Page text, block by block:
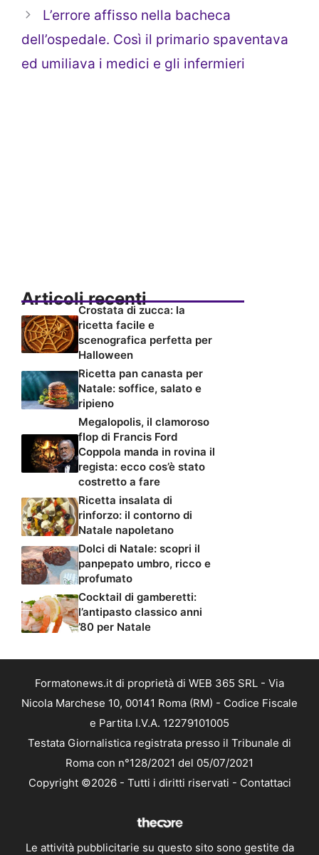
L’errore affisso nella bacheca
dell’ospedale. Così il primario spaventava
ed umiliava i medici e gli infermieri
Articoli recenti
Crostata di zucca: la
ricetta facile e
scenografica perfetta per
Halloween
Ricetta pan canasta per
Natale: soffice, salato e
ripieno
Megalopolis, il clamoroso
flop di Francis Ford
Coppola manda in rovina il
regista: ecco cos’è stato
costretto a fare
Ricetta insalata di
rinforzo: il contorno di
Natale napoletano
Dolci di Natale: scopri il
panpepato umbro, ricco e
profumato
Cocktail di gamberetti:
l’antipasto classico anni
’80 per Natale
Formatonews.it di proprietà di WEB 365 SRL - Via
Nicola Marchese 10, 00141 Roma (RM) - Codice Fiscale
e Partita I.V.A. 12279101005
Testata Giornalistica registrata presso il Tribunale di
Roma con n°128/2021 del 05/07/2021
Copyright ©2026 - Tutti i diritti riservati - Contattaci
Le attività pubblicitarie su questo sito sono gestite da